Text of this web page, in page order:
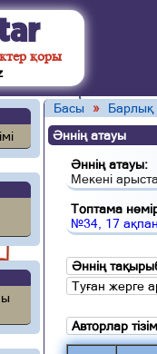
қоры
Басы » Барлық
Әннің атауы
Әннің атауы:
Мекені
Топтама
№34, 17
Әннің
Туған жерге
Авторлар